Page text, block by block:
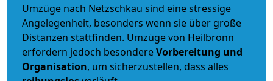
Umzüge nach Netzschkau sind eine stressige
Angelegenheit, besonders wenn sie über große
Distanzen stattfinden. Umzüge von Heilbronn
erfordern jedoch besondereVorbereitung und
Organisation, um sicherzustellen, dass alles